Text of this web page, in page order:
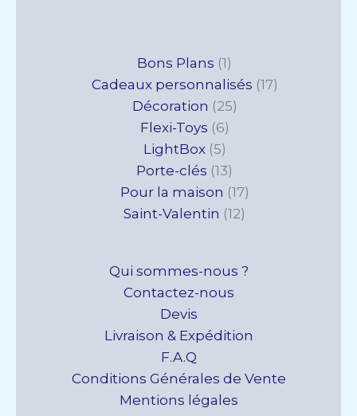
Bons Plans 11
produit
Cadeaux personnalisés 17produits
Décoration
25
produits
Flexi-Toys 6
6
produits
LightBox 5
5
produits
Porte-clés 13
13
produits
Pour la maison 17
produits
Saint-Valentin 12
produits
Qui sommes-nous ?
Contactez-nous
Devis
Livraison & Expédition
F.A.Q
Conditions Générales de Vente
Mentions légales